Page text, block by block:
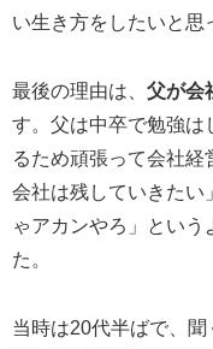
い生き方をしたいと思
最後の理由は、 父が会
す。父は中卒で勉強は
るため頑張って会社
会社は残していきたい
ゃアカンやろ」という
た。
当時は20代半ばで、